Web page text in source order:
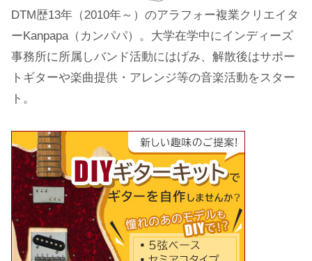
DTM歴13年（2010年～）のアラフォー複業クリエイタ
ーKanpapa（カンパパ）。大学在学中にインディーズ
事務所に所属しバンド活動にはげみ、解散後はサポー
トギターや楽曲提供・アレンジ等の音楽活動をスター
ト。